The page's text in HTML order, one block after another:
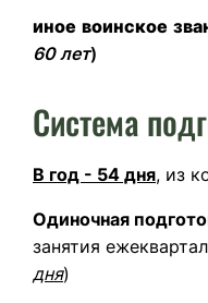
иное воинское
60 лет)
Система
В год - 54 дня, из
Одиночная
занятия
дня)